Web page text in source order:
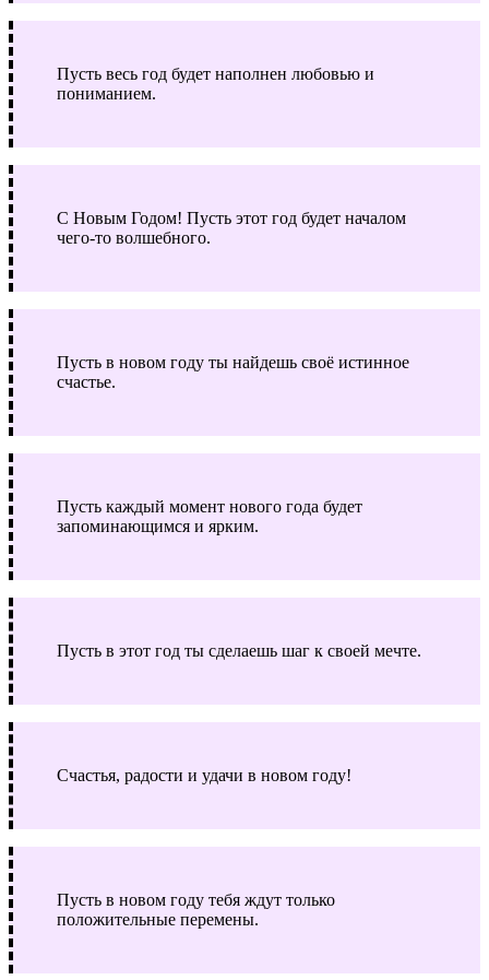
Пусть весь год будет наполнен любовью и
пониманием.
С Новым Годом! Пусть этот год будет началом
чего-то волшебного.
Пусть в новом году ты найдешь своё истинное
счастье.
Пусть каждый момент нового года будет
запоминающимся и ярким.
Пусть в этот год ты сделаешь шаг к своей мечте.
Счастья, радости и удачи в новом году!
Пусть в новом году тебя ждут только
положительные перемены.